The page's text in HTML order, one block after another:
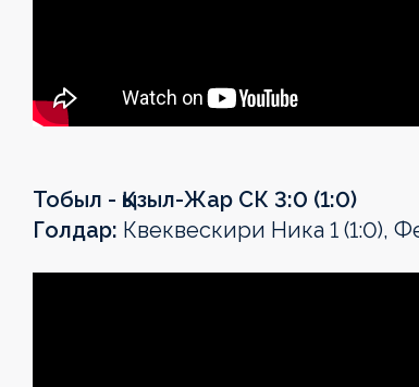
Тобыл - Қызыл-Жар СК 3:0 (1:0)
Голдар: Квеквескири Ника 1 (1:0),